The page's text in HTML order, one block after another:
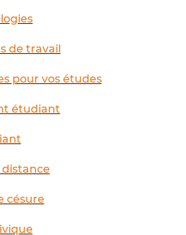
de travail
pour vos études
étudiant
distance
césure